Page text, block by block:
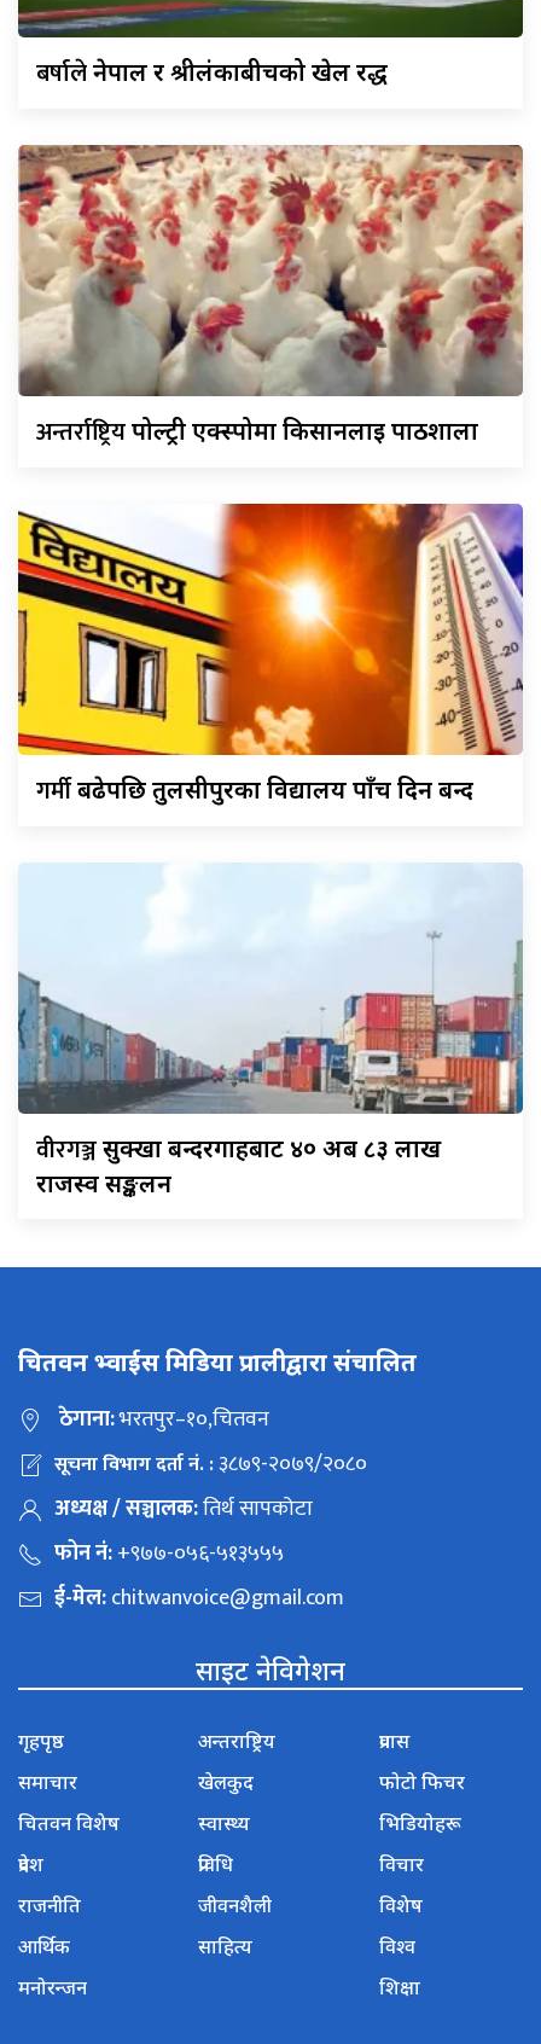
बर्षालेनेपाल र श्रीलंकाबीचको खेल रद्ध
अन्तर्राष्ट्रियपोल्ट्री एक्स्पोमा किसानलाई पाठशाला
गर्मीबढेपछि तुलसीपुरका विद्यालय पाँच दिन बन्द
वीरगञ्जसुक्खा बन्दरगाहबाट ४० अर्ब ८३ लाख
राजस्व सङ्कलन
चितवन भ्वाईस मिडिया प्रालीद्वारा संचालित
ठेगाना:भरतपुर–१०,चितवन
सूचना विभाग दर्ता नं. :३८७९-२०७९/२०८०
अध्यक्ष / सञ्चालक:तिर्थ सापकोटा
फोन नं:+९७७-०५६-५१३५५५
ई-मेल:chitwanvoice@gmail.com
साइट नेविगेशन
गृहपृष्ठ
समाचार
चितवन विशेष
प्रदेश
राजनीति
आर्थिक
मनोरन्जन
अन्तराष्ट्रिय
खेलकुद
स्वास्थ्य
प्रविधि
जीवनशैली
साहित्य
प्रवास
फोटो फिचर
भिडियोहरू
विचार
विशेष
विश्व
शिक्षा